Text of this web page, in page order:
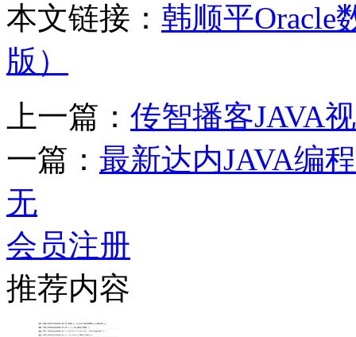
本文链接： 韩顺平Oracle
版）
上一篇： 传智播客JAVA
一篇： 最新达内JAVA编
无
会员注册
推荐内容